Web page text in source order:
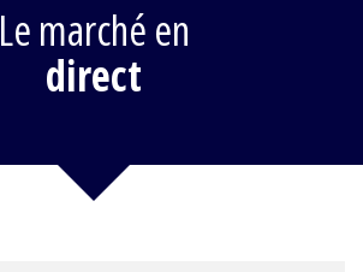
Le marché en
direct